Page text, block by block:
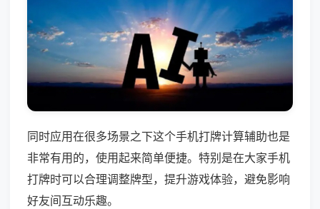
同时应用在很多场景之下这个手机打牌计算辅助也是
非常有用的，使用起来简单便捷。特别是在大家手机
打牌时可以合理调整牌型，提升游戏体验，避免影响
好友间互动乐趣。